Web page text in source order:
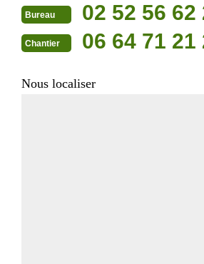
Bureau 02 52 56 62
Chantier 06 64 71 21
Nous localiser